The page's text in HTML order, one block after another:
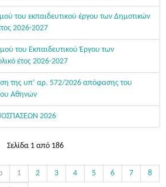
του εκπαιδευτικού έργου των Δημοτικών
2026-2027
του Εκπαιδευτικού Έργου των
έτος 2026-2027
της υπ’ αρ. 572/2026 απόφασης του
Αθηνών
2026
Σελίδα 1 από 186
1 2 3 4 5 6 7
8